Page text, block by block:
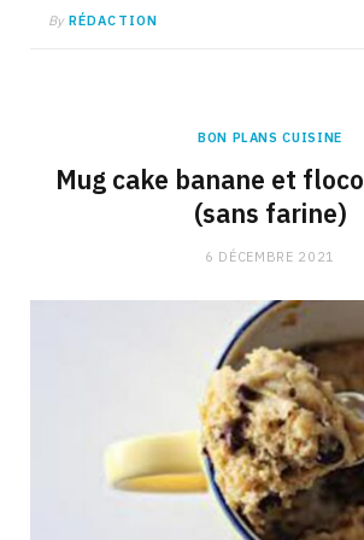
By RÉDACTION
BON PLANS CUISINE
Mug cake banane et
(sans farine)
6 DÉCEMBRE 2021